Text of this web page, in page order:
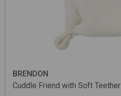
BRENDON
Cuddle Friend with Soft Teether